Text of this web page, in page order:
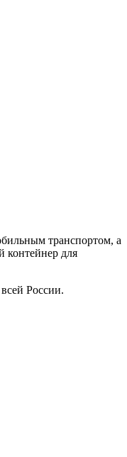
транспортом, а
контейнер для
России.